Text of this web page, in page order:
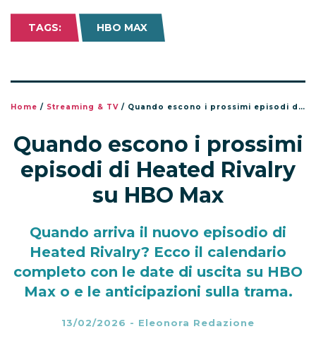
TAGS: HBO MAX
Home / Streaming & TV / Quando escono i prossimi episodi di Heated Rivalry su HBO Max
Quando escono i prossimi
episodi di Heated Rivalry
su HBO Max
Quando arriva il nuovo episodio di
Heated Rivalry? Ecco il calendario
completo con le date di uscita su HBO
Max o e le anticipazioni sulla trama.
13/02/2026 - Eleonora Redazione